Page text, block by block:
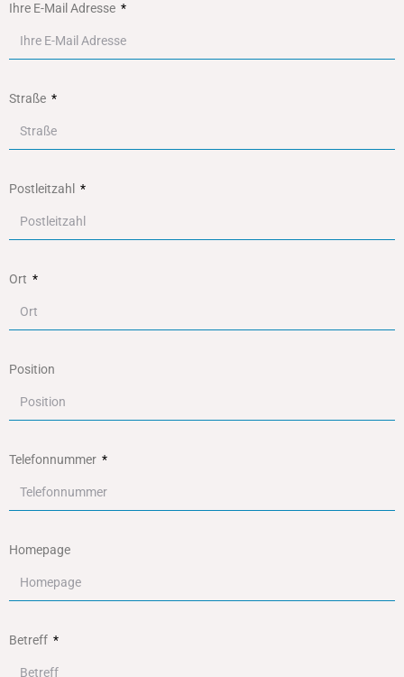
Ihre E-Mail Adresse
Straße
Postleitzahl
Ort
Position
Telefonnummer
Homepage
Betreff